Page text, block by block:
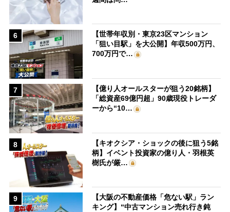
6
【世帯年収別・東京23区マンション
「狙い目駅」を大公開】年収500万円、
700万円で…
7
【億り人オールスターが狙う20銘柄】
「総資産69億円超」90歳現役トレーダ
ーから“10…
8
【キオクシア・ショックの後に狙う5銘
柄】イベント投資家の億り人・羽根英
樹氏が厳…
9
【大阪の不動産価格「危ない駅」ラン
キング】“中古マンション売れ行き鈍